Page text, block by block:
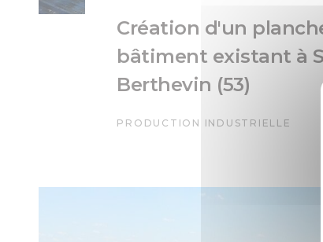
Création d'un
bâtiment existant à
Berthevin (53)
PRODUCTION INDUSTRIELLE